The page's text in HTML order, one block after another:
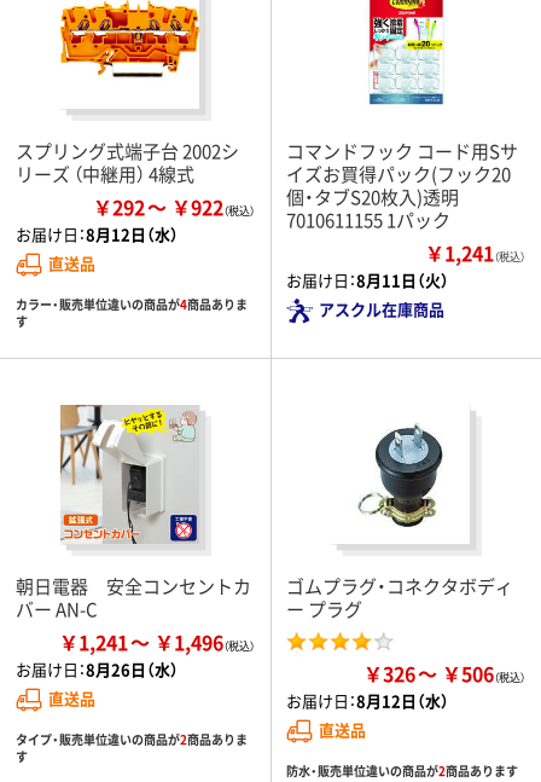
スプリング式端子台 2002シ
リーズ （中継用） 4線式
￥292 ￥922
お届け日：8月12日（水）
直送品
カラー・販売単位違いの商品が4商品ありま
す
コマンドフック コード用Sサ
イズお買得パック(フック20
個・タブS20枚入)透明
7010611155 1パック
￥1,241（税込）
お届け日：8月11日（火）
アスクル在庫商品
朝日電器 安全コンセントカ
バー AN-C
￥1,241 ￥1,496
お届け日：8月26日（水）
直送品
タイプ・販売単位違いの商品が2商品ありま
す
ゴムプラグ・コネクタボディ
ー プラグ
￥326 ￥506
お届け日：8月12日（水）
直送品
防水・販売単位違いの商品が2商品あります